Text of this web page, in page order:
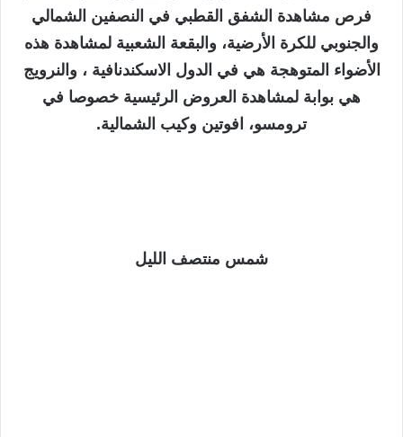
فرص مشاهدة الشفق القطبي في النصفين الشمالي
والجنوبي للكرة الأرضية، والبقعة الشعبية لمشاهدة هذه
الأضواء المتوهجة هي في الدول الاسكندنافية ، والنرويج
هي بوابة لمشاهدة العروض الرئيسية خصوصا في
ترومسو، افوتين وكيب الشمالية.
شمس منتصف الليل